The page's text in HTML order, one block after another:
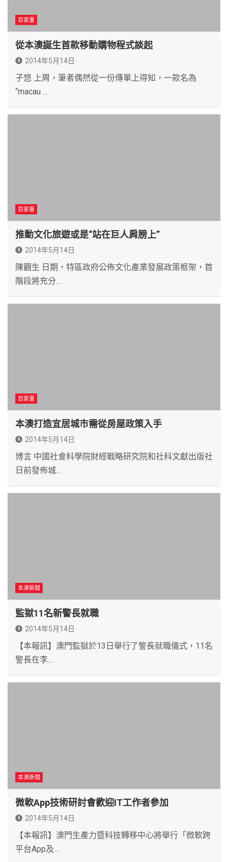
百家臺
從本澳誕生首款移動購物程式談起
2014年5月14日
子悠 上周，筆者偶然從一份傳單上得知，一款名為
“macau …
百家臺
推動文化旅遊或是“站在巨人肩膀上”
2014年5月14日
陳觀生 日期，特區政府公佈文化產業發展政策框架，首
階段將充分…
百家臺
本澳打造宜居城市需從房屋政策入手
2014年5月14日
博言 中國社會科學院財經戰略研究院和社科文獻出版社
日前發佈城…
本澳新聞
監獄11名新警長就職
2014年5月14日
【本報訊】澳門監獄於13日舉行了警長就職儀式，11名
警長在李…
本澳新聞
微軟App技術研討會歡迎IT工作者參加
2014年5月14日
【本報訊】澳門生產力暨科技轉移中心將舉行「微軟跨
平台App及…